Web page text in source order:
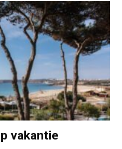
vakantie